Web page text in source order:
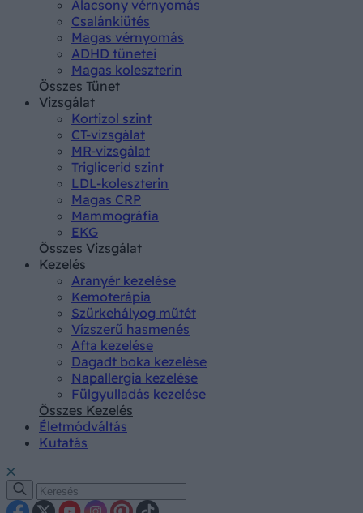
Alacsony vérnyomás
Csalánkiütés
Magas vérnyomás
ADHD tünetei
Magas koleszterin
Összes Tünet
Vizsgálat
Kortizol szint
CT-vizsgálat
MR-vizsgálat
Triglicerid szint
LDL-koleszterin
Magas CRP
Mammográfia
EKG
Összes Vizsgálat
Kezelés
Aranyér kezelése
Kemoterápia
Szürkehályog műtét
Vízszerű hasmenés
Afta kezelése
Dagadt boka kezelése
Napallergia kezelése
Fülgyulladás kezelése
Összes Kezelés
Életmódváltás
Kutatás